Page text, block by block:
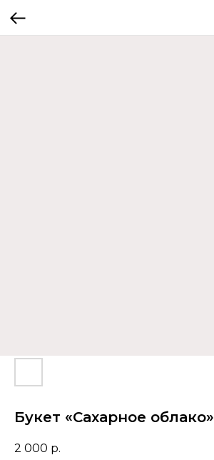
Букет «Сахарное облако»
2 000 р.